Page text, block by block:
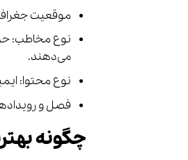
موقعیت
نوع مخاطب:
می‌دهند.
نوع محتوا:
فصل و
چگونه